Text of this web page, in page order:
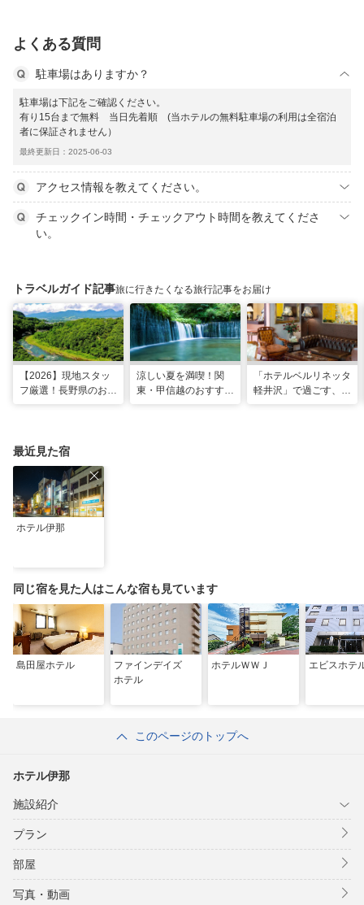
よくある質問
駐車場はありますか？
駐車場は下記をご確認ください。
有り15台まで無料 当日先着順 (当ホテルの無料駐車場の利用は全宿泊
者に保証されません）
最終更新日：2025-06-03
アクセス情報を教えてください。
チェックイン時間・チェックアウト時間を教えてくださ
い。
トラベルガイド記事旅に行きたくなる旅行記事をお届け
【2026】現地スタッ
フ厳選！長野県のおす
涼しい夏を満喫！関
東・甲信越のおすすめ
「ホテルベルリネッタ
軽井沢」で過ごす、ア
最近見た宿
ホテル伊那
同じ宿を見た人はこんな宿も見ています
島田屋ホテル
ファインデイズ
ホテル
ホテルＷＷＪ エビスホテ
このページのトップへ
ホテル伊那
施設紹介
プラン
部屋
写真・動画